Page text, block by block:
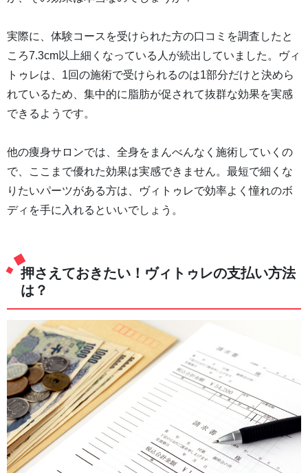
実際に、体験コースを受けられた方の口コミを調査したと
ころ7.3cm以上細くなっている人が続出していました。ヴィ
トゥレは、1回の施術で受けられるのは1部分だけと決めら
れているため、集中的に脂肪が促されて抜群な効果を実感
できるようです。
他の痩身サロンでは、全身をまんべんなく施術していくの
で、ここまで優れた効果は実感できません。最短で細くな
りたいパーツがある方は、ヴィトゥレで効率よく憧れのボ
ディを手に入れるといいでしょう。
押さえておきたい！ヴィトゥレの支払い方法
は？